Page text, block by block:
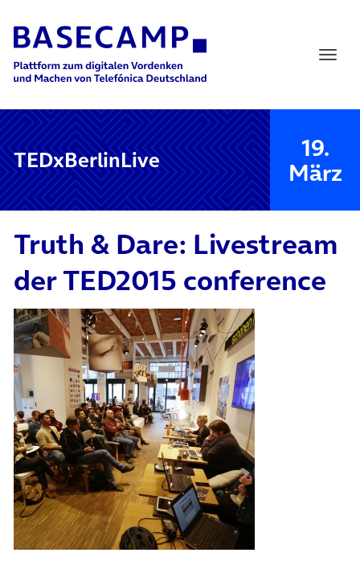
Main Navigation
TEDxBerlinLive 19.
März
Truth & Dare: Livestream
der TED2015 conference